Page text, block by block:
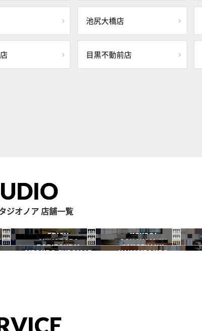
池尻大橋店
目黒不動前店
ジオノア 店舗一覧
EBISU
恵比寿
YOYOGI
代々木
AKIHABARA
秋葉原
OCHANOMIZU
御茶ノ水
TORITSUDAI SANGENJAYA
MEGURO FUDOMAE NAKAMEGURO